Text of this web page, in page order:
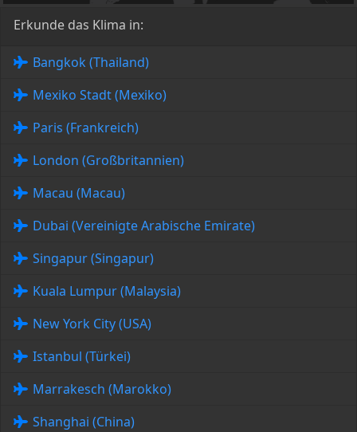
Erkunde das Klima in:
Bangkok (Thailand)
Mexiko Stadt (Mexiko)
Paris (Frankreich)
London (Großbritannien)
Macau (Macau)
Dubai (Vereinigte Arabische Emirate)
Singapur (Singapur)
Kuala Lumpur (Malaysia)
New York City (USA)
Istanbul (Türkei)
Marrakesch (Marokko)
Shanghai (China)